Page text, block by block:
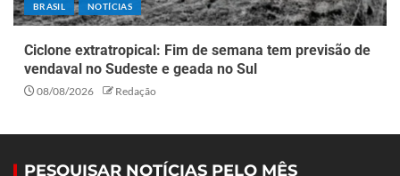
BRASIL NOTÍCIAS
Ciclone extratropical: Fim de semana tem previsão de
vendaval no Sudeste e geada no Sul
08/08/2026 Redação
PESQUISAR NOTÍCIAS PELO MÊS